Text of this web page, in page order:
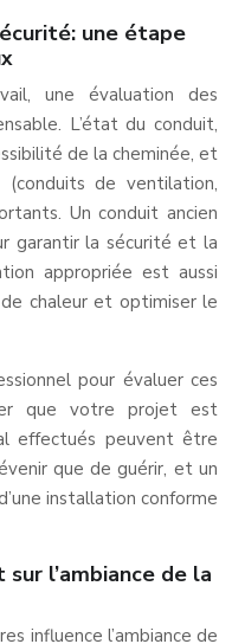
une étape
une évaluation des
L’état du conduit,
de la cheminée, et
(conduits de ventilation,
Un conduit ancien
garantir la sécurité et la
appropriée est aussi
chaleur et optimiser le
pour évaluer ces
que votre projet est
effectués peuvent être
que de guérir, et un
installation conforme
l’ambiance de la
influence l’ambiance de